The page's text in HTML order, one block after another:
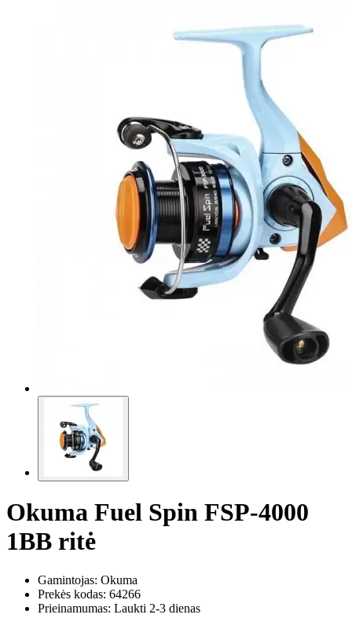
Okuma Fuel Spin FSP-4000
1BB ritė
Gamintojas: Okuma
Prekės kodas: 64266
Prieinamumas: Laukti 2-3 dienas